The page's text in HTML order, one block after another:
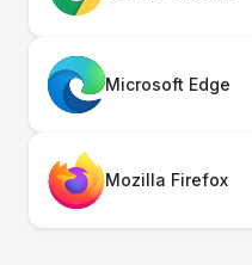
Microsoft Edge
Mozilla Firefox